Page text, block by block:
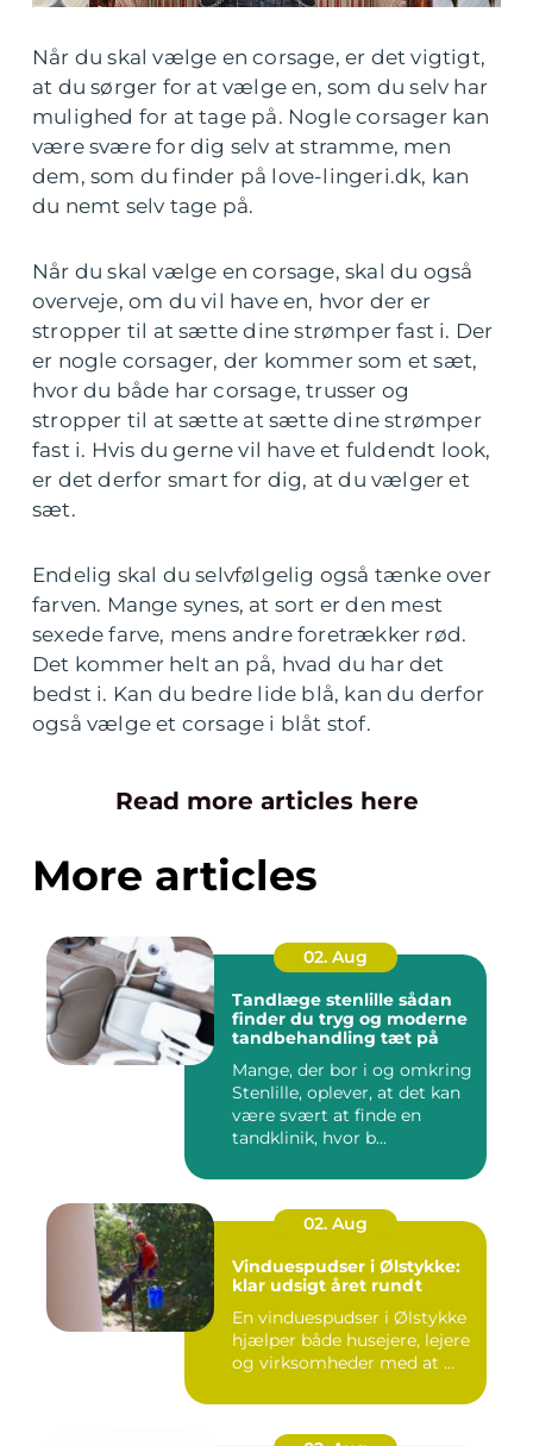
Når du skal vælge en corsage, er det vigtigt,
at du sørger for at vælge en, som du selv har
mulighed for at tage på. Nogle corsager kan
være svære for dig selv at stramme, men
dem, som du finder på love-lingeri.dk, kan
du nemt selv tage på.
Når du skal vælge en corsage, skal du også
overveje, om du vil have en, hvor der er
stropper til at sætte dine strømper fast i. Der
er nogle corsager, der kommer som et sæt,
hvor du både har corsage, trusser og
stropper til at sætte at sætte dine strømper
fast i. Hvis du gerne vil have et fuldendt look,
er det derfor smart for dig, at du vælger et
sæt.
Endelig skal du selvfølgelig også tænke over
farven. Mange synes, at sort er den mest
sexede farve, mens andre foretrækker rød.
Det kommer helt an på, hvad du har det
bedst i. Kan du bedre lide blå, kan du derfor
også vælge et corsage i blåt stof.
Read more articles here
More articles
02. Aug
Tandlæge stenlille sådan
finder du tryg og moderne
tandbehandling tæt på
Mange, der bor i og omkring
Stenlille, oplever, at det kan
være svært at finde en
tandklinik, hvor b...
02. Aug
Vinduespudser i Ølstykke:
klar udsigt året rundt
En vinduespudser i Ølstykke
hjælper både husejere, lejere
og virksomheder med at ...